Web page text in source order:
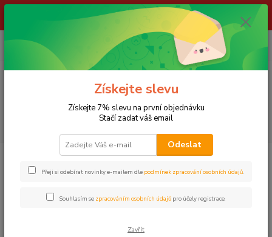
ŽIVÉ NÁSTRAHY !!! NEPOSÍLÁME !!! - ODBĚR POUZE NA NAŠÍ
za
NÁVNADY A NÁSTRAHY Vnadící směsi SPORTCARP
SPORTCARP
Získejte slevu
Získejte 7% slevu na první objednávku
Stačí zadat váš email
Odeslat
Přeji si odebírat novinky e-mailem dle podmínek zpracování osobních údajů.
Souhlasím se zpracováním osobních údajů pro účely registrace.
Zavřít